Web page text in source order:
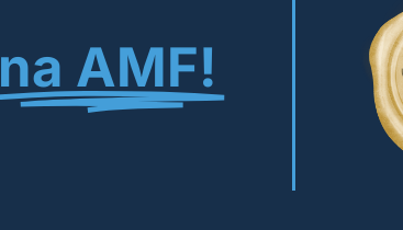
na AMF!